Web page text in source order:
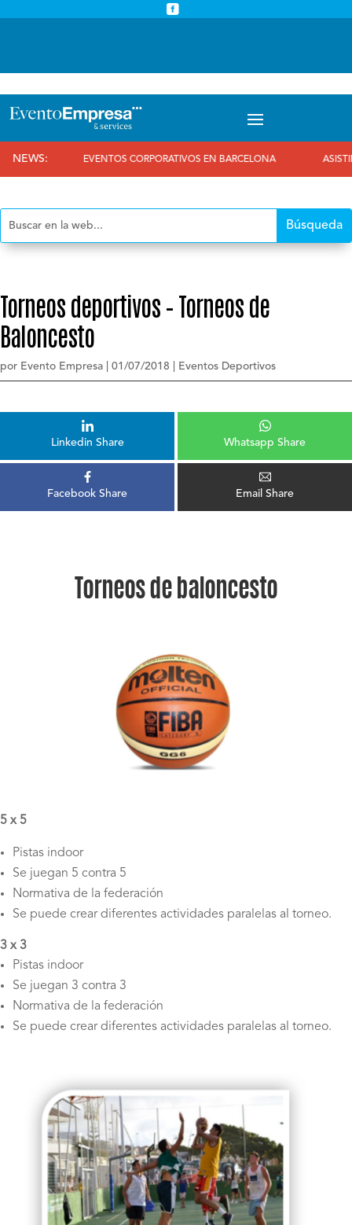

NEWS: EVENTOS CORPORATIVOS EN BARCELONA
Torneos deportivos – Torneos de
Baloncesto
por Evento Empresa 01/07/2018 Eventos Deportivos
Linkedin Share Whatsapp Share
Facebook Share Email Share
Torneos de baloncesto
5 x 5
Pistas indoor
Se juegan 5 contra 5
Normativa de la federación
Se puede crear diferentes actividades paralelas al torneo.
3 x 3
Pistas indoor
Se juegan 3 contra 3
Normativa de la federación
Se puede crear diferentes actividades paralelas al torneo.